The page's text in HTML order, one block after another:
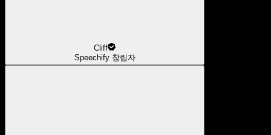
Cliff
Speechify 창립자